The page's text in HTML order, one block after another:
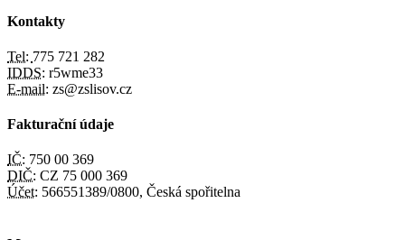
Kontakty
Tel: 775 721 282
IDDS: r5wme33
E-mail: zs@zslisov.cz
Fakturační údaje
IČ: 750 00 369
DIČ: CZ 75 000 369
Účet: 566551389/0800, Česká spořitelna